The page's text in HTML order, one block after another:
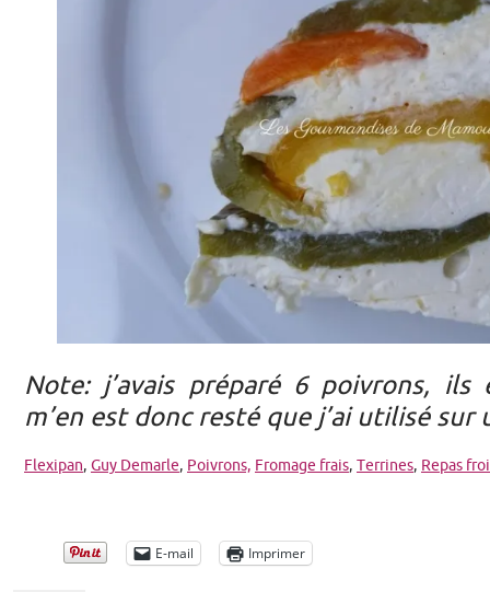
Note: j’avais préparé 6 poivrons, ils
m’en est donc resté que j’ai utilisé sur
Flexipan, Guy Demarle, Poivrons, Fromage frais, Terrines, Repas
E-mail Imprimer